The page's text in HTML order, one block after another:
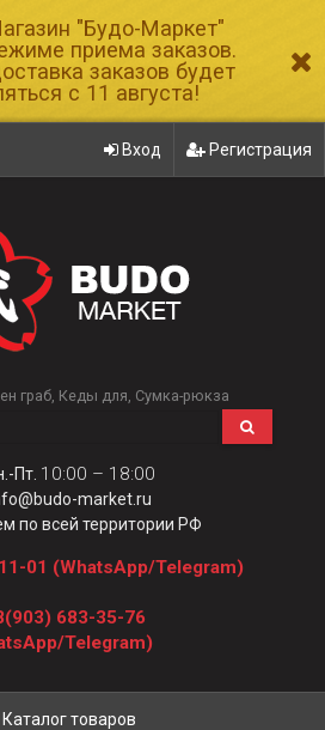
"Будо-Маркет"
приема заказов.
заказов будет
с 11 августа!
Вход Регистрация
граб Кеды для Сумка-рюкза
Пт. 10:00 – 18:00
market.ru
по всей территории РФ
01 (WhatsApp/Telegram)
683-35-76
Telegram)
товаров